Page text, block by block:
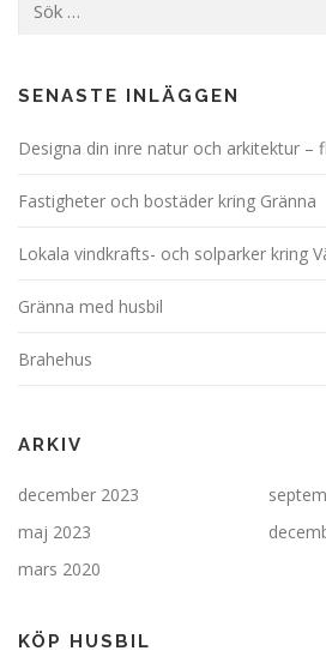
efter:
SENASTE INLÄGGEN
Designa din inre natur och arkitektur –
Fastigheter och bostäder kring Gränna
Lokala vindkrafts- och solparker kring
Gränna med husbil
Brahehus
ARKIV
december 2023
maj 2023
mars 2020
KÖP HUSBIL